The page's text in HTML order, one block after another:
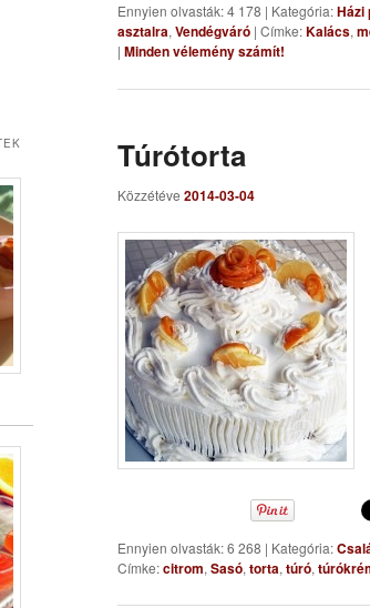
Ennyien olvasták: 4 178 | Kategória:Házi
asztalra, Vendégváró | Címke:Kalács,
| Minden vélemény számít!
Túrótorta
Közzétéve 2014-03-04
Ennyien olvasták: 6 268 | Kategória:
Címke:citrom, Sasó, torta, túró,